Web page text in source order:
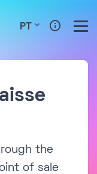
PT
the
of sale